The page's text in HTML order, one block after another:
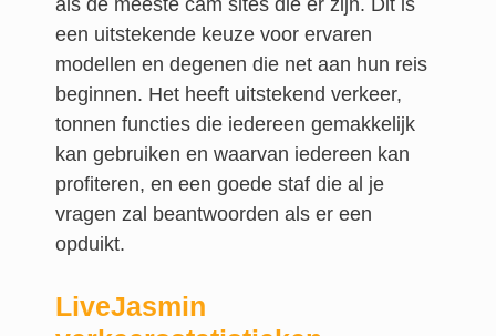
als de meeste cam sites die er zijn. Dit is
een uitstekende keuze voor ervaren
modellen en degenen die net aan hun reis
beginnen. Het heeft uitstekend verkeer,
tonnen functies die iedereen gemakkelijk
kan gebruiken en waarvan iedereen kan
profiteren, en een goede staf die al je
vragen zal beantwoorden als er een
opduikt.
LiveJasmin